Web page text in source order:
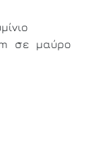
σε μαύρο